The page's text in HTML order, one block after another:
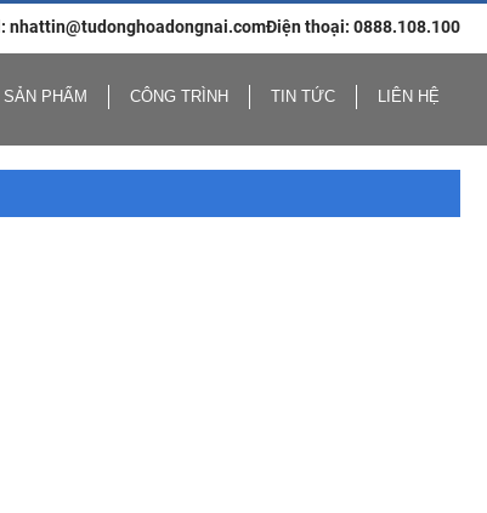
nhattin@tudonghoadongnai.comĐiện thoại: 0888.108.100
SẢN PHẨM CÔNG TRÌNH TIN TỨC LIÊN HỆ